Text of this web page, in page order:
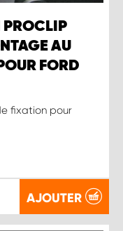
PROCLIP
AU
FORD
fixation pour
AJOUTER